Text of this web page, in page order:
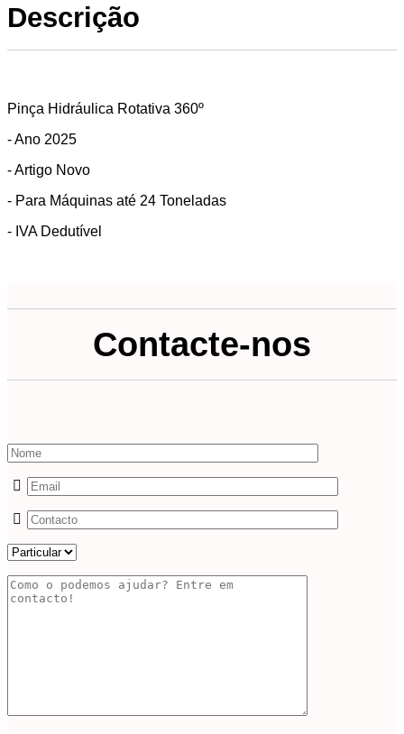
Descrição
Pinça Hidráulica Rotativa 360º
- Ano 2025
- Artigo Novo
- Para Máquinas até 24 Toneladas
- IVA Dedutível
Contacte-nos